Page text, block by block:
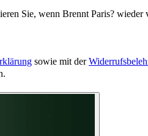
Sie, wenn Brennt Paris? wieder
sowie mit der